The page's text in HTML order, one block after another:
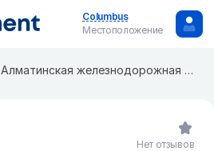
Columbus
Местоположение
Алматинская железнодорожная поликлиника
Нет отзывов